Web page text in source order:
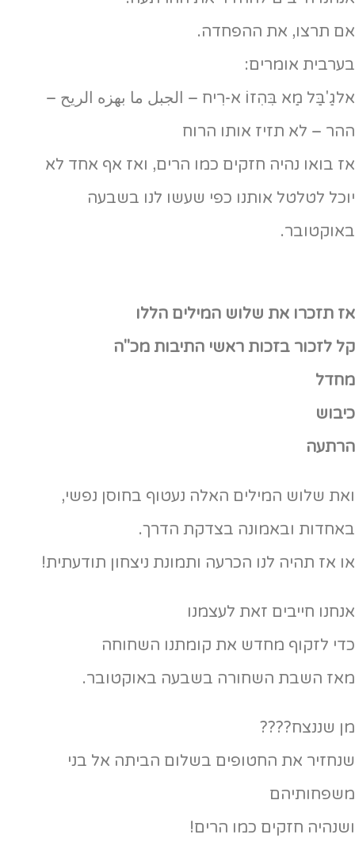
אם תרצו, את ההפחדה.
בערבית אומרים:
אלגַ'בַּל מַא בִּהִזוֹ א-רִיח – الجبل ما بهزه الريح –
ההר – לא תזיז אותו הרוח
אז בואו נהיה חזקים כמו הרים, ואז אף אחד לא
יוכל לטלטל אותנו כפי שעשו לנו בשבעה
באוקטובר.
אז תזכרו את שלוש המילים הללו
קל לזכור בזכות ראשי התיבות מכ"ה
מחדל
כיבוש
הרתעה
ואת שלוש המילים האלה נעטוף בחוסן נפשי,
באחדות ובאמונה בצדקת הדרך.
או אז תהיה לנו הכרעה ותמונת ניצחון תודעתית!
אנחנו חייבים זאת לעצמנו
כדי לזקוף מחדש את קומתנו השחוחה
מאז השבת השחורה בשבעה באוקטובר.
מן שננצח????
שנחזיר את החטופים בשלום הביתה אל בני
משפחותיהם
ושנהיה חזקים כמו הרים!